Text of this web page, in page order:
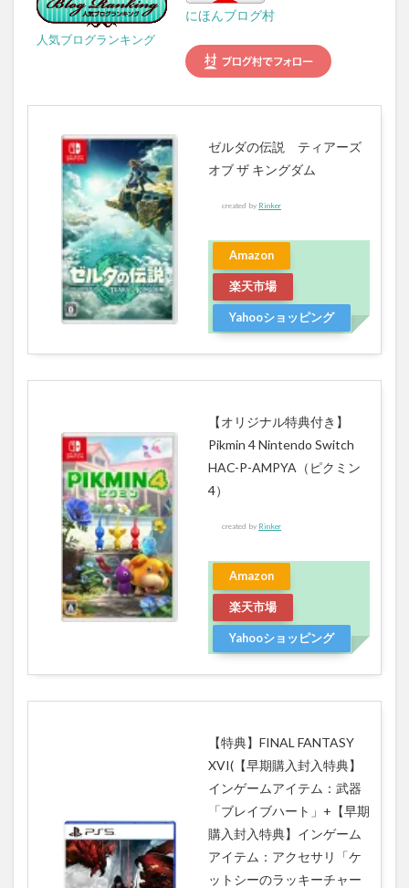
人気ブログランキング
にほんブログ村
ゼルダの伝説 ティアーズ
オブ ザ キングダム
created by Rinker
Amazon
楽天市場
Yahooショッピング
【オリジナル特典付き】
Pikmin 4 Nintendo Switch
HAC-P-AMPYA（ピクミン
4）
created by Rinker
Amazon
楽天市場
Yahooショッピング
【特典】FINAL FANTASY
XVI(【早期購入封入特典】
インゲームアイテム：武器
「ブレイブハート」+【早期
購入封入特典】インゲーム
アイテム：アクセサリ「ケ
ットシーのラッキーチャー